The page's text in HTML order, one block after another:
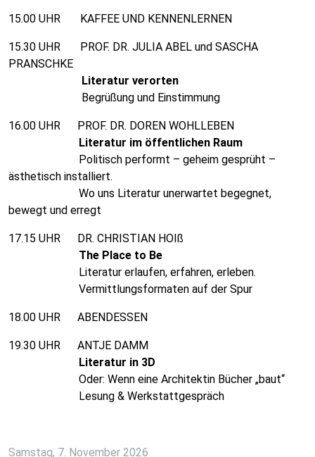
15.00 UHR KAFFEE UND KENNENLERNEN
15.30 UHR PROF. DR. JULIA ABEL und SASCHA
PRANSCHKE
Literatur verorten
Begrüßung und Einstimmung
16.00 UHR PROF. DR. DOREN WOHLLEBEN
Literatur im öffentlichen Raum
Politisch performt – geheim gesprüht –
ästhetisch installiert.
Wo uns Literatur unerwartet begegnet,
bewegt und erregt
17.15 UHR DR. CHRISTIAN HOIß
The Place to Be
Literatur erlaufen, erfahren, erleben.
Vermittlungsformaten auf der Spur
18.00 UHR ABENDESSEN
19.30 UHR ANTJE DAMM
Literatur in 3D
Oder: Wenn eine Architektin Bücher „baut“
Lesung & Werkstattgespräch
Samstag, 7. November 2026